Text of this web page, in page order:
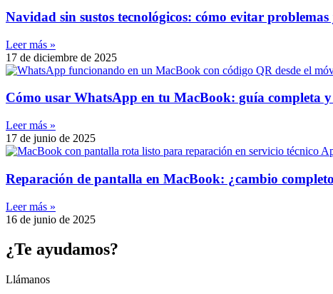
Navidad sin sustos tecnológicos: cómo evitar problemas
Leer más »
17 de diciembre de 2025
Cómo usar WhatsApp en tu MacBook: guía completa
Leer más »
17 de junio de 2025
Reparación de pantalla en MacBook: ¿cambio
Leer más »
16 de junio de 2025
¿Te ayudamos?
Llámanos